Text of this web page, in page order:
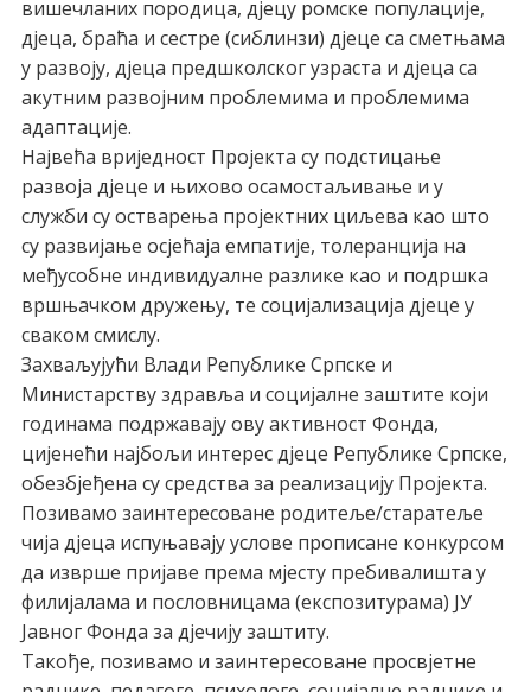
вишечланих породица, дјецу ромске популације,
дјеца, браћа и сестре (сиблинзи) дјеце са сметњама
у развоју, дјеца предшколског узраста и дјеца са
акутним развојним проблемима и проблемима
адаптације.
Највећа вриједност Пројекта су подстицање
развоја дјеце и њихово осамостаљивање и у
служби су остварења пројектних циљева као што
су развијање осјећаја емпатије, толеранција на
међусобне индивидуалне разлике као и подршка
вршњачком дружењу, те социјализација дјеце у
сваком смислу.
Захваљујући Влади Републике Српске и
Министарству здравља и социјалне заштите који
годинама подржавају ову активност Фонда,
цијенећи најбољи интерес дјеце Републике Српске,
обезбјеђена су средства за реализацију Пројекта.
Позивамо заинтересоване родитеље/старатеље
чија дјеца испуњавају услове прописане конкурсом
да изврше пријаве према мјесту пребивалишта у
филијалама и пословницама (експозитурама) ЈУ
Јавног Фонда за дјечију заштиту.
Такође, позивамо и заинтересоване просвјетне